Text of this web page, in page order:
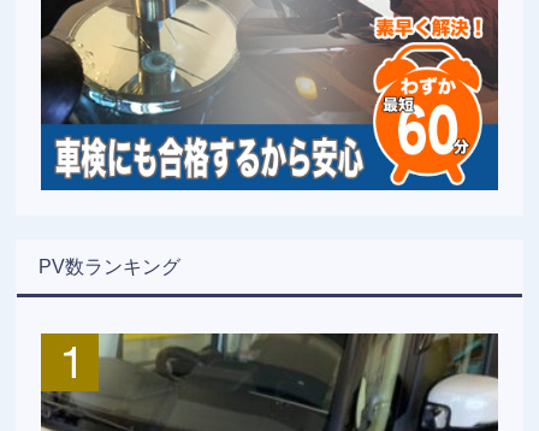
PV数ランキング